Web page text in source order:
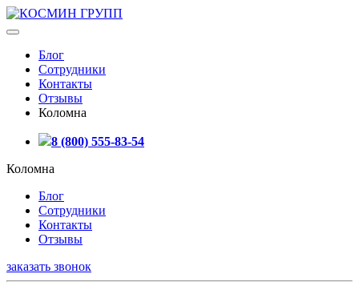
Блог
Сотрудники
Контакты
Отзывы
Коломна
8 (800) 555-83-54
Коломна
Блог
Сотрудники
Контакты
Отзывы
заказать звонок